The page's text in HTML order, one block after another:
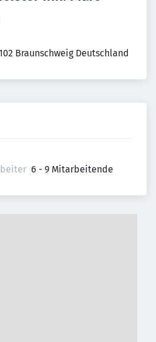
Braunschweig Deutschland
6 - 9 Mitarbeitende